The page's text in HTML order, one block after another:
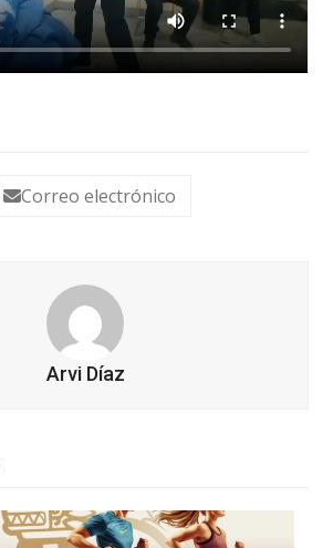
Correo electrónico
Arvi Díaz